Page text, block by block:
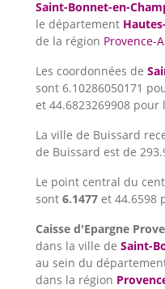
Saint-Bonnet-en-
le département
de la région Provence-
Les coordonnées de
sont 6.10286050171
et 44.6823269908
La ville de Buissard
de Buissard est de
Le point central du
sont 6.1477 et 44.6598
Caisse d'Epargne
dans la ville de Saint-
au sein du
dans la région